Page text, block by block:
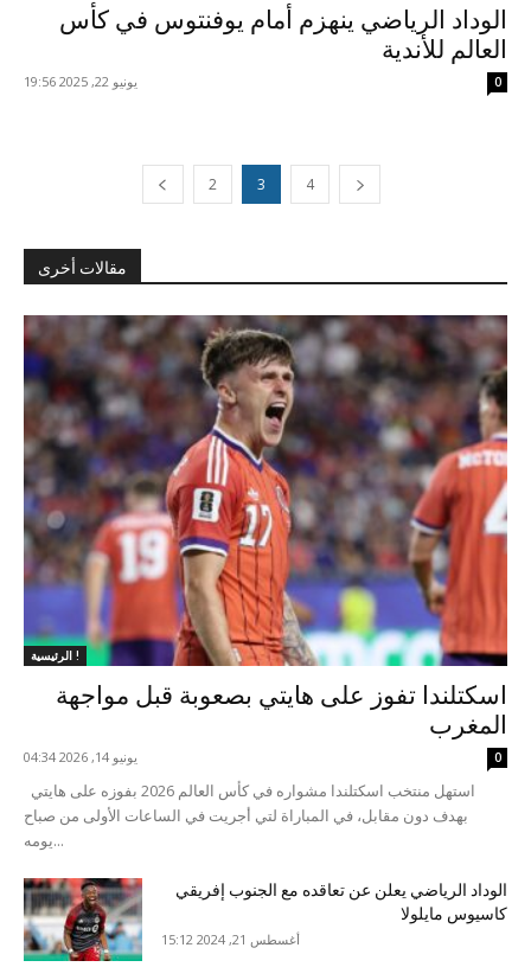
الوداد الرياضي ينهزم أمام يوفنتوس في كأس
العالم للأندية
يونيو 22, 2025 19:56 0
2 3 4
مقالات أخرى
الرئيسية !
اسكتلندا تفوز على هايتي بصعوبة قبل مواجهة
المغرب
يونيو 14, 2026 04:34 0
بهدف دون مقابل، في المباراة لتي أجريت في الساعات الأولى من صباح
يومه...
الوداد الرياضي يعلن عن تعاقده مع الجنوب إفريقي
كاسيوس مايلولا
أغسطس 21, 2024 15:12